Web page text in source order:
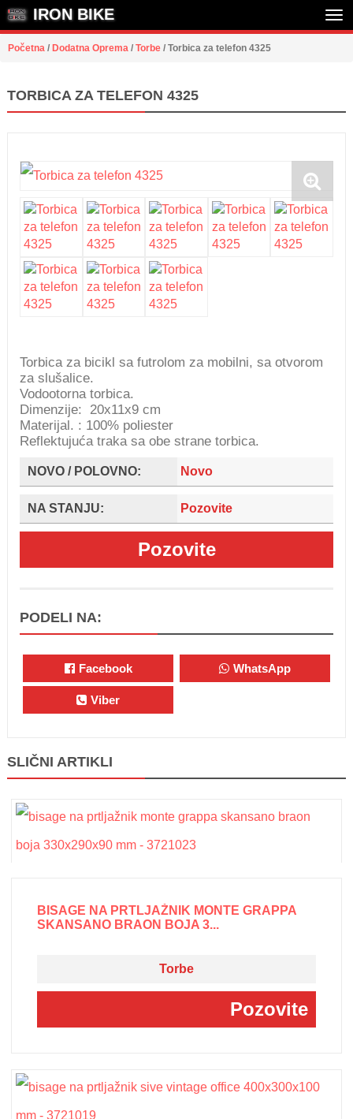
IRON BIKE
Početna / Dodatna Oprema / Torbe / Torbica za telefon 4325
TORBICA ZA TELEFON 4325
Torbica za bicikl sa futrolom za mobilni, sa otvorom
za slušalice.
Vodootorna torbica.
Dimenzije: 20x11x9 cm
Materijal. : 100% poliester
Reflektujuća traka sa obe strane torbica.
NOVO / POLOVNO: Novo
NA STANJU: Pozovite
Pozovite
PODELI NA:
Facebook WhatsApp
Viber
SLIČNI ARTIKLI
BISAGE NA PRTLJAŽNIK MONTE GRAPPA
SKANSANO BRAON BOJA 3...
Torbe
Pozovite